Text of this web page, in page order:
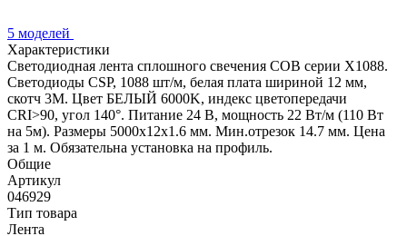
5 моделей
Характеристики
Светодиодная лента сплошного свечения COB серии X1088.
Светодиоды CSP, 1088 шт/м, белая плата шириной 12 мм,
скотч 3M. Цвет БЕЛЫЙ 6000K, индекс цветопередачи
CRI>90, угол 140°. Питание 24 В, мощность 22 Вт/м (110 Вт
на 5м). Размеры 5000х12х1.6 мм. Мин.отрезок 14.7 мм. Цена
за 1 м. Обязательна установка на профиль.
Общие
Артикул
046929
Тип товара
Лента